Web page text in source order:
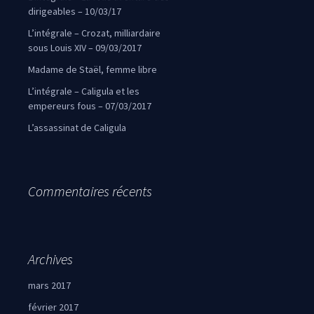
dirigeables – 10/03/17
L’intégrale – Crozat, milliardaire
sous Louis XIV – 09/03/2017
Madame de Staël, femme libre
L’intégrale – Caligula et les
empereurs fous – 07/03/2017
L’assassinat de Caligula
Commentaires récents
Archives
mars 2017
février 2017